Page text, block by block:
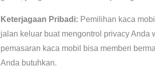
Keterjagaan Pribadi: Pemilihan kaca
jalan keluar buat mengontrol privacy
pemasaran kaca mobil bisa memberi
Anda butuhkan.